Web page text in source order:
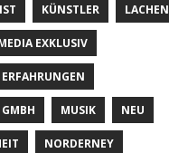
KÜNSTLER LACHEN
EXKLUSIV
MUSIK NEU
NORDERNEY